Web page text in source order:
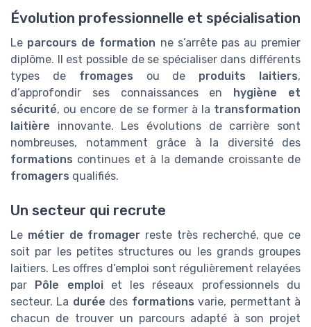
Évolution professionnelle et spécialisation
Le parcours de formation ne s’arrête pas au premier
diplôme. Il est possible de se spécialiser dans différents
types de fromages ou de produits laitiers,
d’approfondir ses connaissances en
hygiène et
sécurité, ou encore de se former à la transformation
laitière innovante. Les évolutions de carrière sont
nombreuses, notamment grâce à la diversité des
formations continues et à la demande croissante de
fromagers qualifiés.
Un secteur qui recrute
Le métier de fromager reste très recherché, que ce
soit par les petites structures ou les grands groupes
laitiers. Les offres d’emploi sont régulièrement relayées
par Pôle emploiet les réseaux professionnels du
secteur. La durée des formations varie, permettant à
chacun de trouver un parcours adapté à son projet